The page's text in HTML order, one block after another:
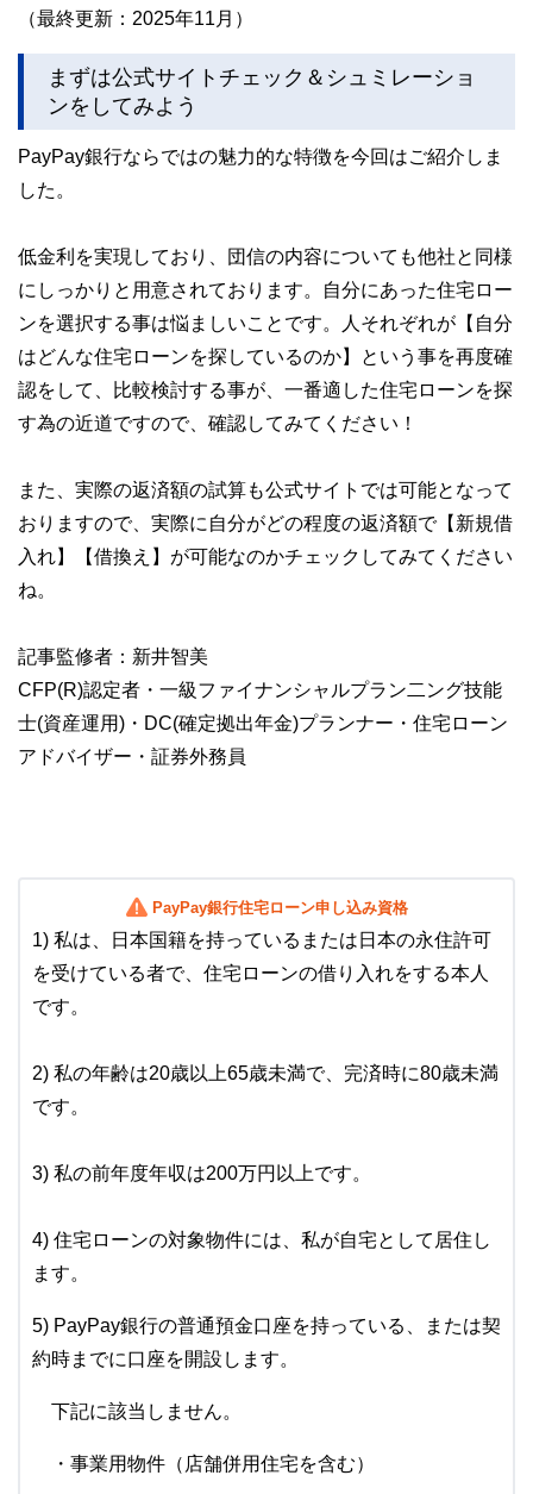
（最終更新：2025年11月）
まずは公式サイトチェック＆シュミレーショ
ンをしてみよう
PayPay銀行ならではの魅力的な特徴を今回はご紹介しま
した。
低金利を実現しており、団信の内容についても他社と同様
にしっかりと用意されております。自分にあった住宅ロー
ンを選択する事は悩ましいことです。人それぞれが【自分
はどんな住宅ローンを探しているのか】という事を再度確
認をして、比較検討する事が、一番適した住宅ローンを探
す為の近道ですので、確認してみてください！
また、実際の返済額の試算も公式サイトでは可能となって
おりますので、実際に自分がどの程度の返済額で【新規借
入れ】【借換え】が可能なのかチェックしてみてください
ね。
記事監修者：新井智美
CFP(R)認定者・一級ファイナンシャルプラン二ング技能
士(資産運用)・DC(確定拠出年金)プランナー・住宅ローン
アドバイザー・証券外務員
PayPay銀行住宅ローン申し込み資格
1) 私は、日本国籍を持っているまたは日本の永住許可
を受けている者で、住宅ローンの借り入れをする本人
です。
2) 私の年齢は20歳以上65歳未満で、完済時に80歳未満
です。
3) 私の前年度年収は200万円以上です。
4) 住宅ローンの対象物件には、私が自宅として居住し
ます。
5) PayPay銀行の普通預金口座を持っている、または契
約時までに口座を開設します。
下記に該当しません。
・事業用物件（店舗併用住宅を含む）